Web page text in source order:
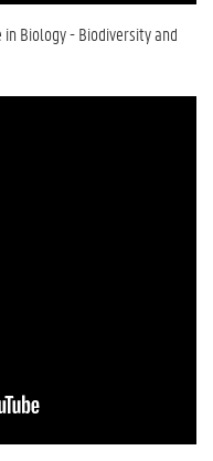
Biology - Biodiversity and